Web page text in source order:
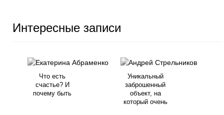
Интересные записи
Что есть
счастье? И
почему быть
Уникальный
заброшенный
объект, на
который очень